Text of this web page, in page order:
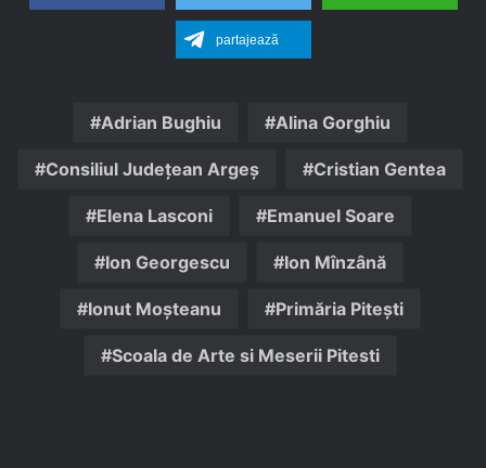
partajează
Adrian Bughiu Alina Gorghiu
Consiliul Județean Argeș Cristian Gentea
Elena Lasconi Emanuel Soare
Ion Georgescu Ion Mînzână
Ionut Moșteanu Primăria Pitești
Scoala de Arte si Meserii Pitesti